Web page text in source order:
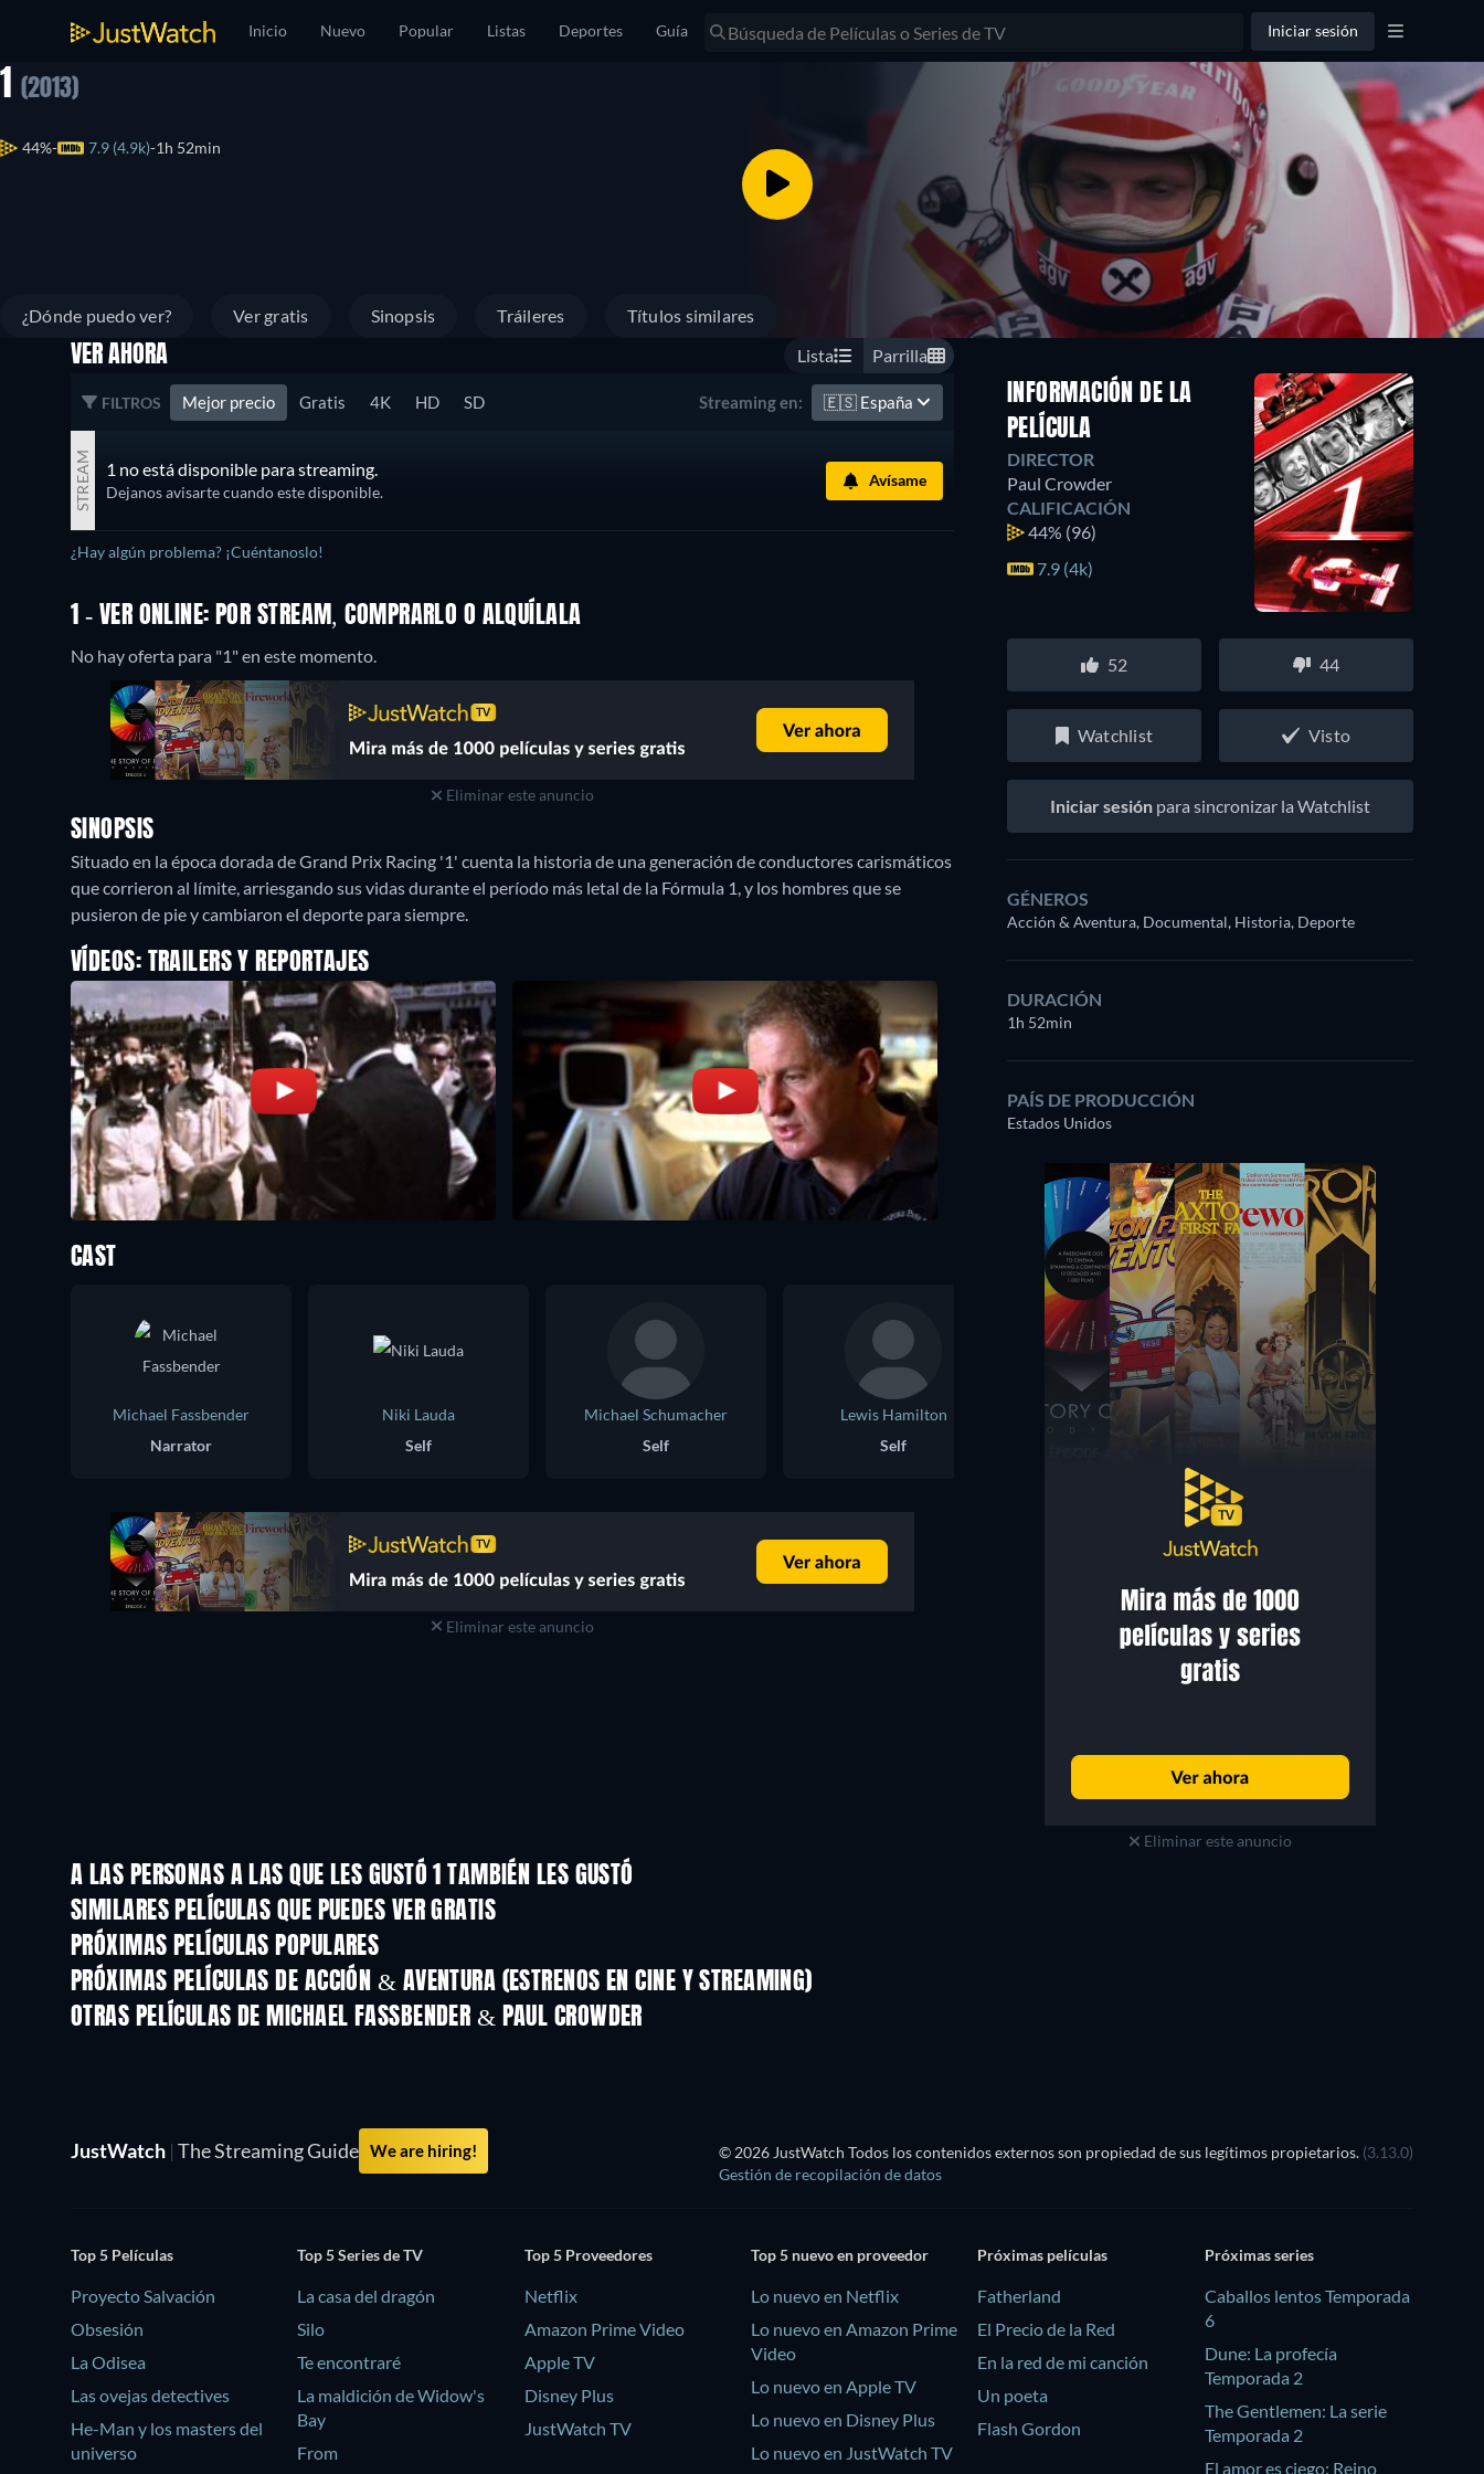
Inicio Nuevo Popular Listas Deportes Guía Iniciar sesión
1 (2013)
44% 7.9 (4.9k) 1h 52min
¿Dónde puedo ver? Ver gratis Sinopsis Tráileres Títulos similares
VER AHORA Lista Parrilla
FILTROS Mejor precio Gratis 4K HD SD Streaming en: 🇪🇸 España
STREAM 1 no está disponible para streaming.
Dejanos avisarte cuando este disponible.
Avísame
¿Hay algún problema? ¡Cuéntanoslo!
1 - VER ONLINE: POR STREAM, COMPRARLO O ALQUÍLALA
No hay oferta para "1" en este momento.
Eliminar este anuncio
SINOPSIS
Situado en la época dorada de Grand Prix Racing '1' cuenta la historia de una generación de conductores carismáticos
que corrieron al límite, arriesgando sus vidas durante el período más letal de la Fórmula 1, y los hombres que se
pusieron de pie y cambiaron el deporte para siempre.
VÍDEOS: TRAILERS Y REPORTAJES
INFORMACIÓN DE LA
PELÍCULA
DIRECTOR
Paul Crowder
CALIFICACIÓN
44% (96)
7.9 (4k)
52 44
Watchlist Visto
Iniciar sesión para sincronizar la Watchlist
GÉNEROS
Acción & Aventura, Documental, Historia, Deporte
DURACIÓN
1h 52min
PAÍS DE PRODUCCIÓN
Estados Unidos
Eliminar este anuncio
CAST
Michael Fassbender
Narrator
Niki Lauda
Self
Michael Schumacher
Self
Lewis Hamilton
Self
Jenson Button
Jackie Stewart
Eliminar este anuncio
A LAS PERSONAS A LAS QUE LES GUSTÓ 1 TAMBIÉN LES GUSTÓ
SIMILARES PELÍCULAS QUE PUEDES VER GRATIS
PRÓXIMAS PELÍCULAS POPULARES
PRÓXIMAS PELÍCULAS DE ACCIÓN & AVENTURA (ESTRENOS EN CINE Y STREAMING)
OTRAS PELÍCULAS DE MICHAEL FASSBENDER & PAUL CROWDER
JustWatch | The Streaming Guide We are hiring! © 2026 JustWatch Todos los contenidos externos son propiedad de sus legítimos propietarios. (3.13.0)
Gestión de recopilación de datos
Top 5 Películas
Proyecto Salvación
Obsesión
La Odisea
Las ovejas detectives
He-Man y los masters del
universo
Top 5 Series de TV
La casa del dragón
Silo
Te encontraré
La maldición de Widow's
Bay
From
Top 5 Proveedores
Netflix
Amazon Prime Video
Apple TV
Disney Plus
JustWatch TV
Top 5 nuevo en proveedor
Lo nuevo en Netflix
Lo nuevo en Amazon Prime
Video
Lo nuevo en Apple TV
Lo nuevo en Disney Plus
Lo nuevo en JustWatch TV
Próximas películas
Fatherland
El Precio de la Red
En la red de mi canción
Un poeta
Flash Gordon
Próximas series
Caballos lentos Temporada
6
Dune: La profecía
Temporada 2
The Gentlemen: La serie
Temporada 2
El amor es ciego: Reino